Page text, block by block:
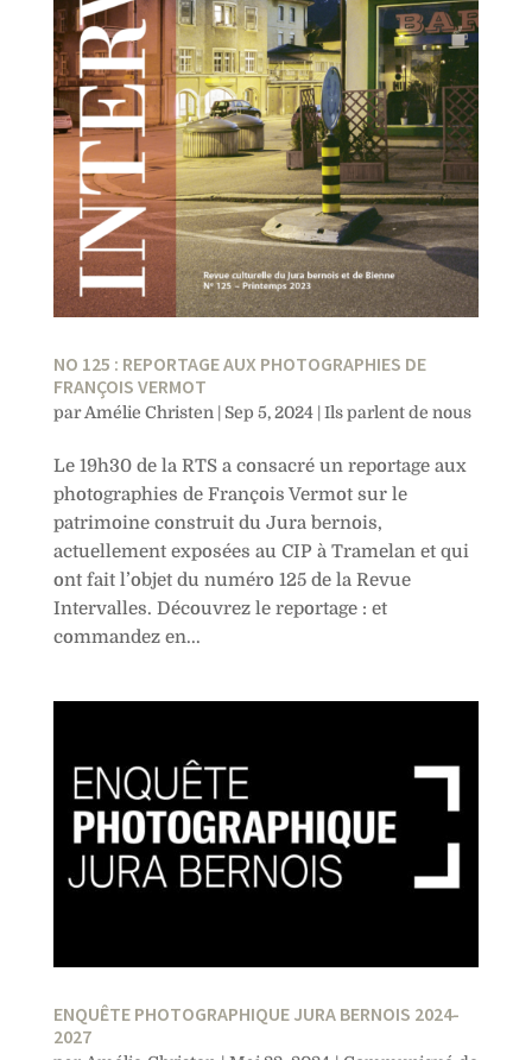
NO 125 : REPORTAGE AUX PHOTOGRAPHIES DE
FRANÇOIS VERMOT
parAmélie Christen | Sep 5, 2024| Ils parlent de nous
Le 19h30 de la RTS a consacré un reportage aux
photographies de François Vermot sur le
patrimoine construit du Jura bernois,
actuellement exposées au CIP à Tramelan et qui
ont fait l’objet du numéro 125 de la Revue
Intervalles. Découvrez le reportage : et
commandez en...
ENQUÊTE PHOTOGRAPHIQUE JURA BERNOIS 2024-
2027